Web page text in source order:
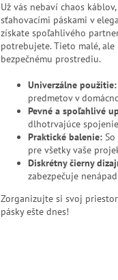
Už vás nebaví chaos
sťahovacími páskami v
získate spoľahlivého
potrebujete. Tieto malé,
bezpečnému prostrediu.
Univerzálne použitie:
predmetov v
Pevné a spoľahlivé
dlhotrvajúce
Praktické balenie:
pre všetky vaše
Diskrétny čierny
zabezpečuje
Zorganizujte si svoj
pásky ešte dnes!